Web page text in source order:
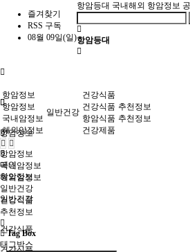
즐겨찾기
RSS 구독
08월 09일(일)
항암등대 국내해외 항암정보
항암등대
항암정보
항암정보
국내암정보
해외암정보
일반건강
건강식품
건강식품
항암정보
항암정보
국내암정보
해외암정보
일반건강
건강식품
건강식품
항암식품
건강제품
추천정보
추천정보
메인
항암정보
일반건강
건강식품
추천정보
Tag Box
태그박스